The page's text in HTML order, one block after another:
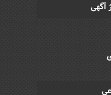
آگهی